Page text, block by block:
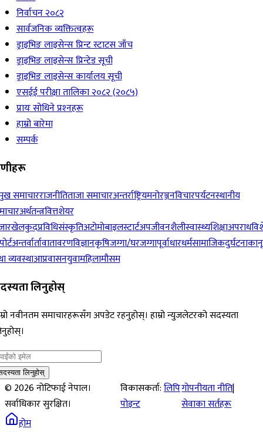
निर्वाचन २०८२
सार्वजनिक व्यक्तित्वहरू
ड्राइभिङ लाइसेन्स प्रिन्ट स्टाटस जाँच
ड्राइभिङ लाइसेन्स प्रिन्टेड सूची
ड्राइभिङ लाइसेन्स कार्यालय सूची
एसईई परीक्षा तालिका २०८२ (२०८५)
प्रायः सोधिने प्रश्‍नहरू
हाम्रो बारेमा
सम्पर्क
समाचारराजनीतिताजा समाचारअन्तर्राष्ट्रियमनोरञ्जनविचारपर्यटनस्थानीय
अर्थतन्त्रवित्तशेयर
खेलकुदप्रविधिसंस्कृतिअटोमोबाइलस्टार्टअपजीवनशैलीस्वास्थ्यशिक्षाअपराध
अन्तर्वार्तावातावरणविज्ञानकृषिजग्गा/घरजग्गापूर्वाधारधर्मसामाजिकदुर्घटना
व्यवस्थाआप्रवासनयुवामहिलामौसम
लिनुहोस्
नवीनतम समाचारहरूसँग अपडेट रहनुहोस्। हाम्रो न्युजलेटरको सदस्यता
लिनुहोस्
©2026नोटिफाई नेपाल।
सर्वाधिकार सुरक्षित।
विकासकर्ता:लिपि
पोइन्ट
गोपनीयता नीति|
सेवाका सर्तहरू
होम